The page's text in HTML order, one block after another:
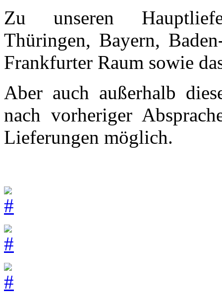
Zu unseren
Thüringen, Bayern,
Frankfurter Raum sowie
Aber auch außerhalb
nach vorheriger
Lieferungen möglich.